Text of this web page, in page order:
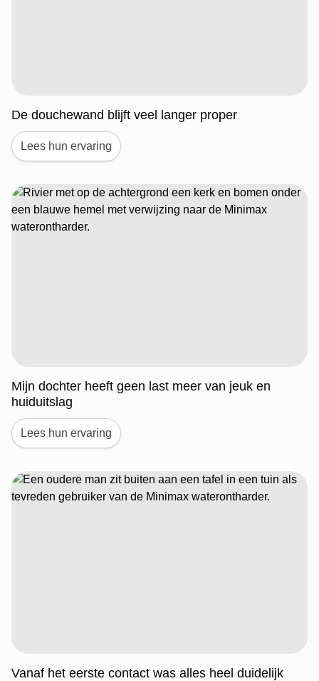
De douchewand blijft veel langer proper
Lees hun ervaring
Mijn dochter heeft geen last meer van jeuk en
huiduitslag
Lees hun ervaring
Vanaf het eerste contact was alles heel duidelijk